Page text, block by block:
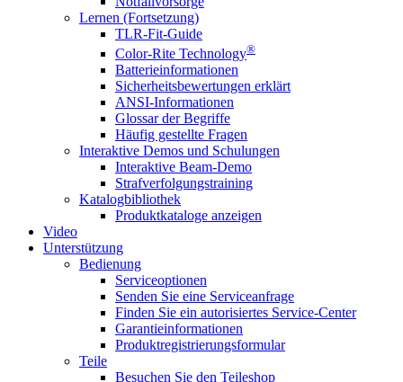
Lernen (Fortsetzung)
TLR-Fit-Guide
Color-Rite Technology®
Batterieinformationen
Sicherheitsbewertungen erklärt
ANSI-Informationen
Glossar der Begriffe
Häufig gestellte Fragen
Interaktive Demos und Schulungen
Interaktive Beam-Demo
Strafverfolgungstraining
Katalogbibliothek
Produktkataloge anzeigen
Video
Unterstützung
Bedienung
Serviceoptionen
Senden Sie eine Serviceanfrage
Finden Sie ein autorisiertes Service-Center
Garantieinformationen
Produktregistrierungsformular
Teile
Besuchen Sie den Teileshop